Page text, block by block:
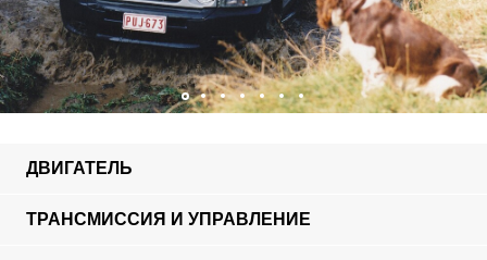
ДВИГАТЕЛЬ
ТРАНСМИССИЯ И УПРАВЛЕНИЕ